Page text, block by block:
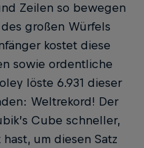
Zeilen so bewegen
großen Würfels
kostet diese
sowie ordentliche
löste 6.931 dieser
Weltrekord! Der
Cube schneller,
um diesen Satz